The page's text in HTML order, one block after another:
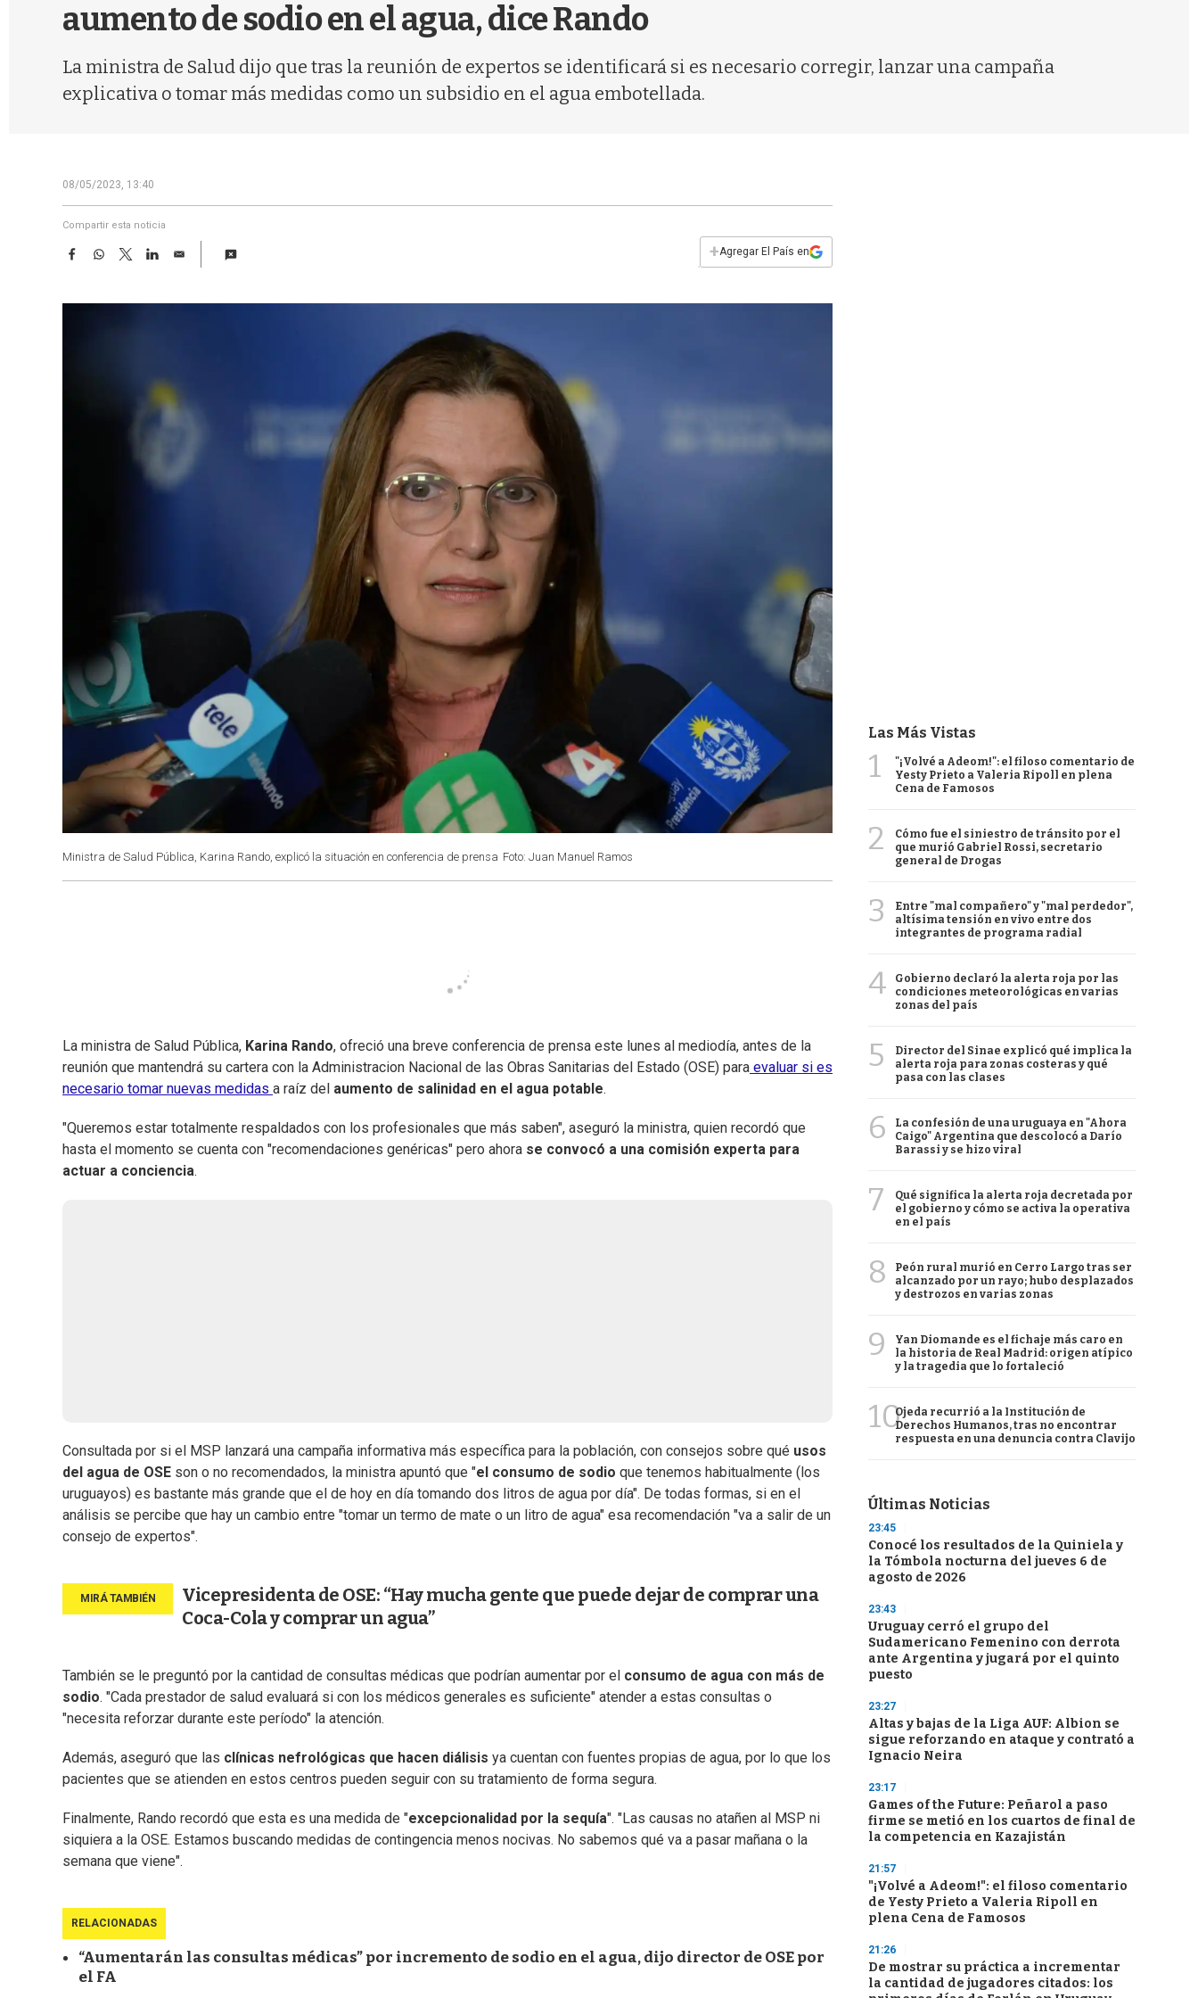
aumento de sodio en el agua, dice Rando
La ministra de Salud dijo que tras la reunión de expertos se identificará si es necesario corregir, lanzar una campaña
explicativa o tomar más medidas como un subsidio en el agua embotellada.
08/05/2023, 13:40
Compartir esta noticia
F
e
W
t
T
w
t
L
k
E
i
+Agregar El País en
Ministra de Salud Pública, Karina Rando, explicó la situación en conferencia de prensa Foto: Juan Manuel Ramos
La ministra de Salud Pública, Karina Rando, ofreció una breve conferencia de prensa este lunes al mediodía, antes de la
reunión que mantendrá su cartera con la Administracion Nacional de las Obras Sanitarias del Estado (OSE) para evaluar si es
necesario tomar nuevas medidas a raíz del aumento de salinidad en el agua potable.
"Queremos estar totalmente respaldados con los profesionales que más saben", aseguró la ministra, quien recordó que
hasta el momento se cuenta con "recomendaciones genéricas" pero ahora se convocó a una comisión experta para
actuar a conciencia.
Consultada por si el MSP lanzará una campaña informativa más específica para la población, con consejos sobre qué usos
del agua de OSE son o no recomendados, la ministra apuntó que "el consumo de sodio que tenemos habitualmente (los
uruguayos) es bastante más grande que el de hoy en día tomando dos litros de agua por día". De todas formas, si en el
análisis se percibe que hay un cambio entre "tomar un termo de mate o un litro de agua" esa recomendación "va a salir de un
consejo de expertos".
Vicepresidenta de OSE: “Hay mucha gente que puede dejar de comprar una
Coca-Cola y comprar un agua”
También se le preguntó por la cantidad de consultas médicas que podrían aumentar por el consumo de agua con más de
sodio. "Cada prestador de salud evaluará si con los médicos generales es suficiente" atender a estas consultas o
"necesita reforzar durante este período" la atención.
Además, aseguró que las clínicas nefrológicas que hacen diálisis ya cuentan con fuentes propias de agua, por lo que los
pacientes que se atienden en estos centros pueden seguir con su tratamiento de forma segura.
Finalmente, Rando recordó que esta es una medida de "excepcionalidad por la sequía". "Las causas no atañen al MSP ni
siquiera a la OSE. Estamos buscando medidas de contingencia menos nocivas. No sabemos qué va a pasar mañana o la
semana que viene".
RELACIONADAS
“Aumentarán las consultas médicas” por incremento de sodio en el agua, dijo director de OSE por
el FA
Las Más Vistas
1
"¡Volvé a Adeom!": el filoso comentario de
Yesty Prieto a Valeria Ripoll en plena
Cena de Famosos
2
Cómo fue el siniestro de tránsito por el
que murió Gabriel Rossi, secretario
general de Drogas
3
Entre "mal compañero" y "mal perdedor",
altísima tensión en vivo entre dos
integrantes de programa radial
4
Gobierno declaró la alerta roja por las
condiciones meteorológicas en varias
zonas del país
5
Director del Sinae explicó qué implica la
alerta roja para zonas costeras y qué
pasa con las clases
6
La confesión de una uruguaya en "Ahora
Caigo" Argentina que descolocó a Darío
Barassi y se hizo viral
7
Qué significa la alerta roja decretada por
el gobierno y cómo se activa la operativa
en el país
8
Peón rural murió en Cerro Largo tras ser
alcanzado por un rayo; hubo desplazados
y destrozos en varias zonas
9
Yan Diomande es el fichaje más caro en
la historia de Real Madrid: origen atípico
y la tragedia que lo fortaleció
10Ojeda recurrió a la Institución de
Derechos Humanos, tras no encontrar
respuesta en una denuncia contra Clavijo
Últimas Noticias
23:45
Conocé los resultados de la Quiniela y
la Tómbola nocturna del jueves 6 de
agosto de 2026
23:43
Uruguay cerró el grupo del
Sudamericano Femenino con derrota
ante Argentina y jugará por el quinto
puesto
23:27
Altas y bajas de la Liga AUF: Albion se
sigue reforzando en ataque y contrató a
Ignacio Neira
23:17
Games of the Future: Peñarol a paso
firme se metió en los cuartos de final de
la competencia en Kazajistán
21:57
"¡Volvé a Adeom!": el filoso comentario
de Yesty Prieto a Valeria Ripoll en
plena Cena de Famosos
21:26
De mostrar su práctica a incrementar
la cantidad de jugadores citados: los